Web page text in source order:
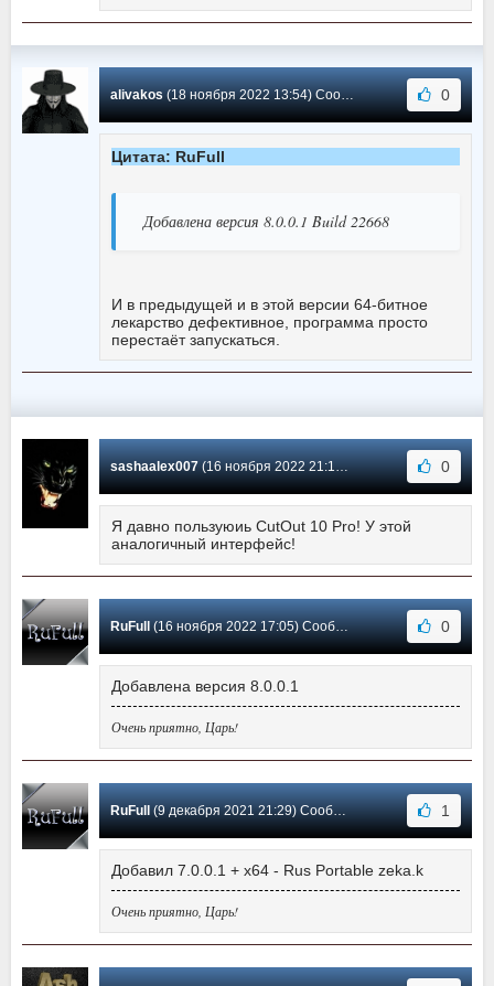
alivakos(18 ноября 2022 13:54) Сообщение #34 0
Цитата: RuFull
Добавлена версия 8.0.0.1 Build 22668
И в предыдущей и в этой версии 64-битное
лекарство дефективное, программа просто
перестаёт запускаться.
sashaalex007(16 ноября 2022 21:10) Сообщение #33 0
Я давно пользуюиь CutOut 10 Pro! У этой
аналогичный интерфейс!
RuFull (16 ноября 2022 17:05) Сообщение #32 0
Добавлена версия 8.0.0.1
Очень приятно, Царь!
RuFull (9 декабря 2021 21:29) Сообщение #31 1
Добавил 7.0.0.1 + x64 - Rus Portable zeka.k
Очень приятно, Царь!